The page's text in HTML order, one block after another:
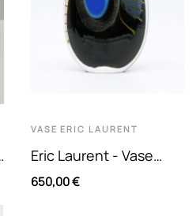
VASE ERIC LAURENT
Eric Laurent - Vase
Bouteille En Méplat En
650,00 €